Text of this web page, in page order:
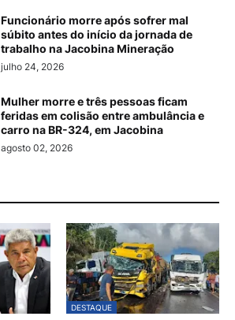
Funcionário morre após sofrer mal
súbito antes do início da jornada de
trabalho na Jacobina Mineração
julho 24, 2026
Mulher morre e três pessoas ficam
feridas em colisão entre ambulância e
carro na BR-324, em Jacobina
agosto 02, 2026
DESTAQUE